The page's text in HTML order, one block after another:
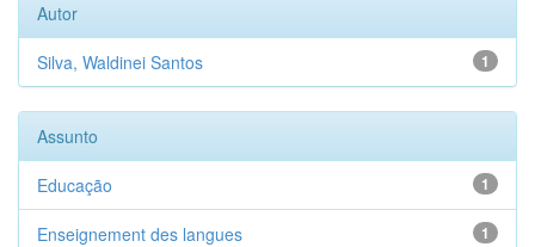
Autor
1
Silva, Waldinei Santos
Assunto
1
Educação
1
Enseignement des langues